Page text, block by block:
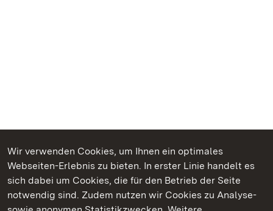
Wir verwenden Cookies, um Ihnen ein optimales
Webseiten-Erlebnis zu bieten. In erster Linie handelt es
sich dabei um Cookies, die für den Betrieb der Seite
notwendig sind. Zudem nutzen wir Cookies zu Analyse-
Kommen. Staunen. Genießen.